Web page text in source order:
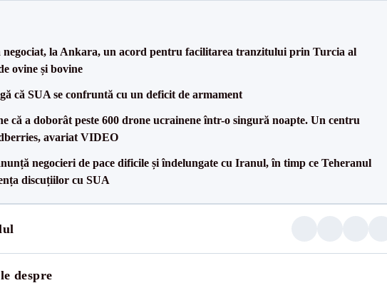
negociat, la Ankara, un acord pentru facilitarea tranzitului prin Turcia al
ovine și bovine
că SUA se confruntă cu un deficit de armament
că a doborât peste 600 drone ucrainene într-o singură noapte. Un centru
avariat VIDEO
negocieri de pace dificile și îndelungate cu Iranul, în timp ce Teheranul
discuțiilor cu SUA
despre